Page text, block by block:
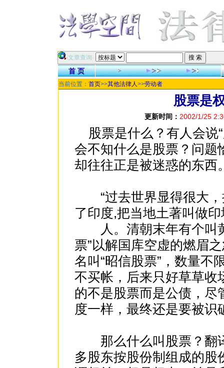
·文章查询·
首 页
当前位置： 首页>>其他法律人>>劳动者
股票是
更新时间： 2002/1/25
股票是什么？有人会说
会不知什么是股票？问题
却往往正是被迷惑的东西
“过去世界显得很大，
了印度,把当地土著叫做
人。清朝末年有个叫
票”以解国库空虚的燃眉
名叫“昭信股票”，数量不
不买帐，后来只好草草收
的不是股票而是公债，尽
度一样，最终还是要被
那么什么叫股票？翻
多股东按股份制组成的